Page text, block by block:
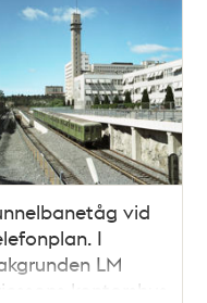
vid
I
LM
kontorshus